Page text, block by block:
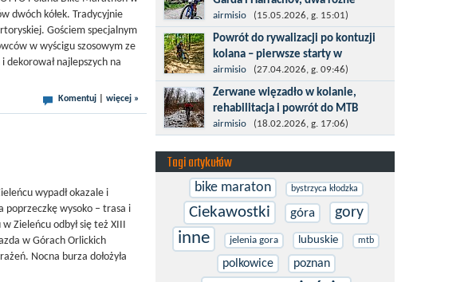
dwóch kółek. Tradycyjnie
Gościem specjalnym
w wyścigu szosowym ze
najlepszych na
Komentuj więcej »
wypadł okazale i
poprzeczkę wysoko – trasa i
Zieleńcu odbył się też XIII
w Górach Orlickich
Nocna burza dołożyła
i cel pierwszej części sezonu: Puchar
Świata w maratonie MTB w
Dolomitach...
wyzwania
Maj to idealny czas, by z płaskich i
szybkich wyścigów przejść do znacznie
bardziej ambitnych wyzwań, jakimi są
górskie wyścigi MTB....
airmisio (15.05.2026, g. 15:01)
Powrót do rywalizacji po kontuzji
kolana – pierwsze starty w
maratonach MTB
Prawdziwym testem po kontuzji kolana
i uszkodzeniu więzadeł jest powrót do
sportowej rywalizacji. Podczas
zawodów znikają bariery,...
airmisio (27.04.2026, g. 09:46)
Zerwane więzadło w kolanie,
rehabilitacja i powrót do MTB
W sporcie nie ma kalkulacji, niezależnie
startujesz w zawodach i chcesz po
prostu oddać się grze, dać z siebie...
airmisio (18.02.2026, g. 17:06)
Tagi artykułów
bike maraton bystrzyca kłodzka
Ciekawostki góra gory
inne jelenia gora lubuskie mtb
polkowice poznan